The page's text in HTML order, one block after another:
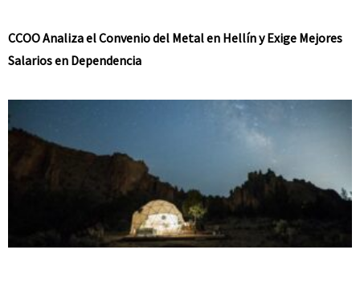
CCOO Analiza el Convenio del Metal en Hellín y Exige Mejores
Salarios en Dependencia